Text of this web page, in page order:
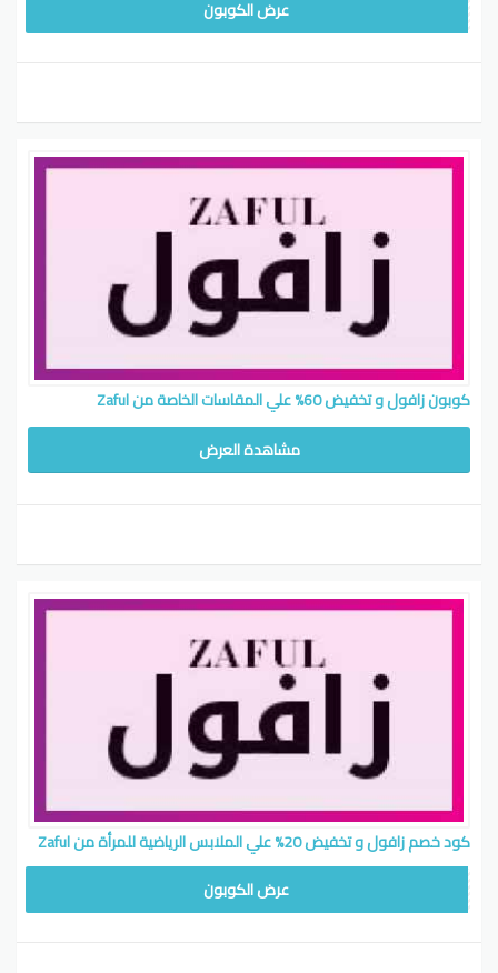
عرض الكوبون
كوبون زافول و تخفيض 60% علي المقاسات الخاصة من Zaful
مشاهدة العرض
كود خصم زافول و تخفيض 20% علي الملابس الرياضية للمرأة من Zaful
عرض الكوبون